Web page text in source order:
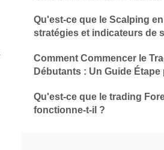
Qu'est-ce que le Scalping
stratégies et indicateurs de
Comment Commencer le
Débutants : Un Guide Étape
Qu'est-ce que le trading
fonctionne-t-il ?